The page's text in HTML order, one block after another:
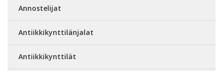
Annostelijat
Antiikkikynttilänjalat
Antiikkikynttilät